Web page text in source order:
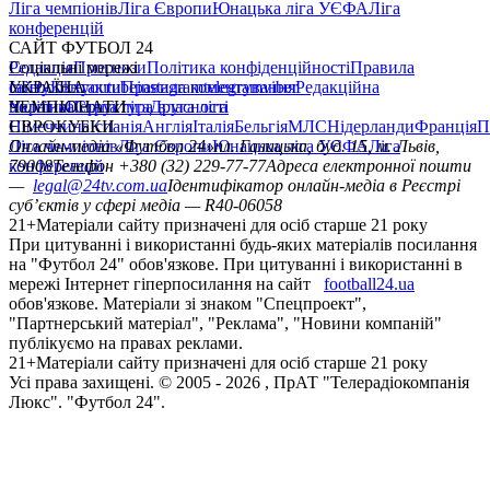
Ліга чемпіонівЛіга ЄвропиЮнацька ліга УЄФАЛіга
конференцій
САЙТ ФУТБОЛ 24
РедакціяПрогнозиПолітика конфіденційностіПравила
сайтуКонтактиПравила коментуванняРедакційна
політикаСтруктура власності
Соціальні мережі
facebookxyoutubeinstagramtelegramviber
УКРАЇНА
УкраїнаПерша лігаДруга ліга
ЧЕМПІОНАТИ
НімеччинаІспаніяАнгліяІталіяБельгіяМЛСНідерландиФранція
ЄВРОКУБКИ
Ліга чемпіонівЛіга ЄвропиЮнацька ліга УЄФАЛіга
конференцій
Онлайн-медіа «Футбол 24»пл. Галицька, буд. 15, м. Львів,
79008Телефон +380 (32) 229-77-77Адреса електронної пошти
— legal@24tv.com.uaІдентифікатор онлайн-медіа в Реєстрі
суб’єктів у сфері медіа — R40-06058
21+Матеріали сайту призначені для осіб старше 21 року
При цитуванні і використанні будь-яких матеріалів посилання
на "Футбол 24" обов'язкове. При цитуванні і використанні в
мережі Інтернет гіперпосилання на сайт
football24.ua
обов'язкове. Матеріали зі знаком "Спецпроект",
"Партнерський матеріал", "Реклама", "Новини компаній"
публікуємо на правах реклами.
21+Матеріали сайту призначені для осіб старше 21 року
Усi права захищенi. © 2005 - 2026 , ПрАТ "Телерадіокомпанія
Люкс". "Футбол 24".